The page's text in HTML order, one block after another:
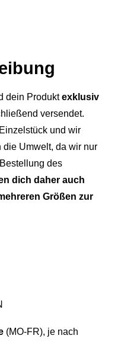
dein Produktexklusiv
versendet.
und wir
Umwelt, da wir nur
des
dich daher auch
Größen zur
(MO-FR), je nach